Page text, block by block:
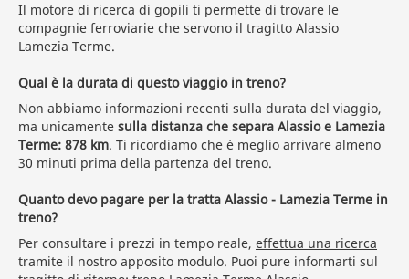
Il motore di ricerca di gopili ti permette di trovare le
compagnie ferroviarie che servono il tragitto Alassio
Lamezia Terme.
Qual è la durata di questo viaggio in treno?
Non abbiamo informazioni recenti sulla durata del viaggio,
ma unicamente sulla distanza che separa Alassio e Lamezia
Terme: 878 km. Ti ricordiamo che è meglio arrivare almeno
30 minuti prima della partenza del treno.
Quanto devo pagare per la tratta Alassio - Lamezia Terme in
treno?
Per consultare i prezzi in tempo reale, effettua una ricerca
tramite il nostro apposito modulo. Puoi pure informarti sul